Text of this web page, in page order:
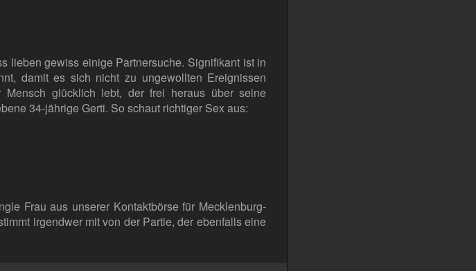
lieben gewiss einige Partnersuche. Signifikant ist in
damit es sich nicht zu ungewollten Ereignissen
glücklich lebt, der frei heraus über seine
34-jährige Gerti. So schaut richtiger Sex aus:
Frau aus unserer Kontaktbörse für Mecklenburg-
irgendwer mit von der Partie, der ebenfalls eine